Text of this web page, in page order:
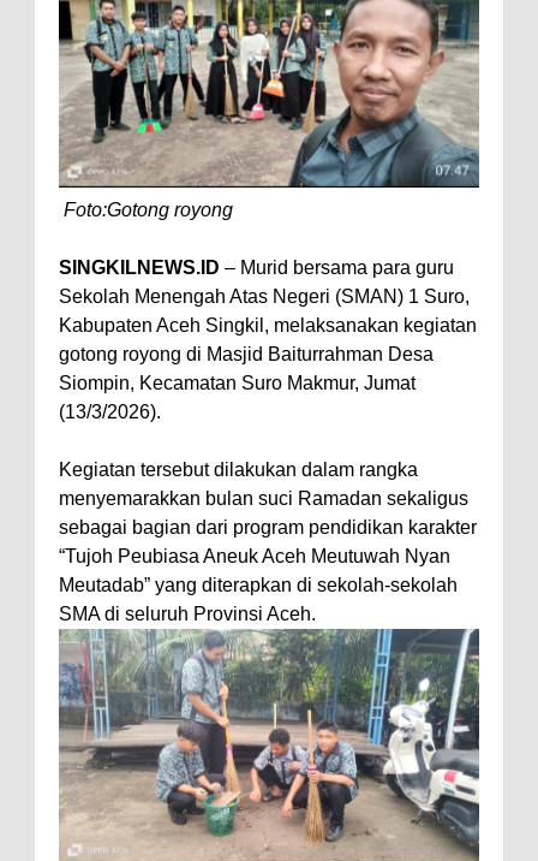
Foto:Gotong royong
SINGKILNEWS.ID – Murid bersama para guru
Sekolah Menengah Atas Negeri (SMAN) 1 Suro,
Kabupaten Aceh Singkil, melaksanakan kegiatan
gotong royong di Masjid Baiturrahman Desa
Siompin, Kecamatan Suro Makmur, Jumat
(13/3/2026).
Kegiatan tersebut dilakukan dalam rangka
menyemarakkan bulan suci Ramadan sekaligus
sebagai bagian dari program pendidikan karakter
“Tujoh Peubiasa Aneuk Aceh Meutuwah Nyan
Meutadab” yang diterapkan di sekolah-sekolah
SMA di seluruh Provinsi Aceh.